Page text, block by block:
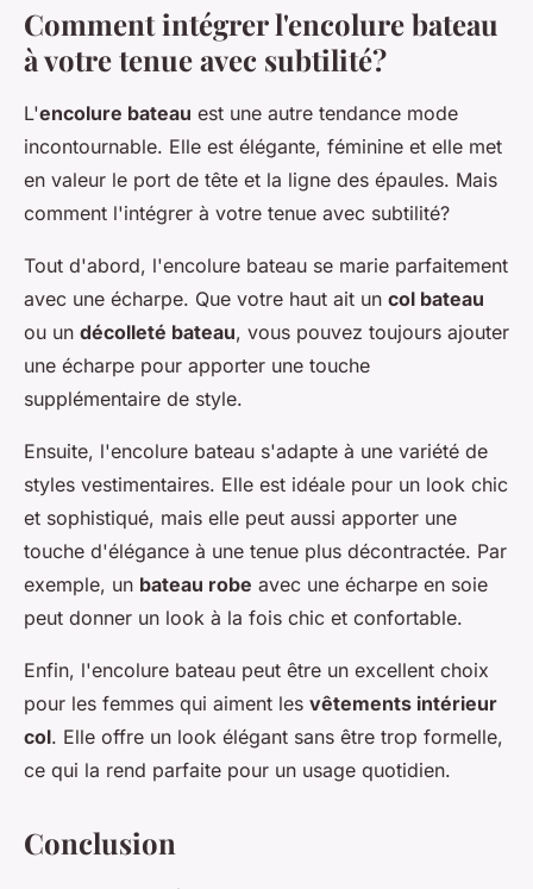
Comment intégrer l'encolure bateau
à votre tenue avec subtilité?
L'encolure bateau est une autre tendance mode
incontournable. Elle est élégante, féminine et elle met
en valeur le port de tête et la ligne des épaules. Mais
comment l'intégrer à votre tenue avec subtilité?
Tout d'abord, l'encolure bateau se marie parfaitement
avec une écharpe. Que votre haut ait un col bateau
ou un décolleté bateau, vous pouvez toujours ajouter
une écharpe pour apporter une touche
supplémentaire de style.
Ensuite, l'encolure bateau s'adapte à une variété de
styles vestimentaires. Elle est idéale pour un look chic
et sophistiqué, mais elle peut aussi apporter une
touche d'élégance à une tenue plus décontractée. Par
exemple, un bateau robe avec une écharpe en soie
peut donner un look à la fois chic et confortable.
Enfin, l'encolure bateau peut être un excellent choix
pour les femmes qui aiment les vêtements intérieur
col. Elle offre un look élégant sans être trop formelle,
ce qui la rend parfaite pour un usage quotidien.
Conclusion